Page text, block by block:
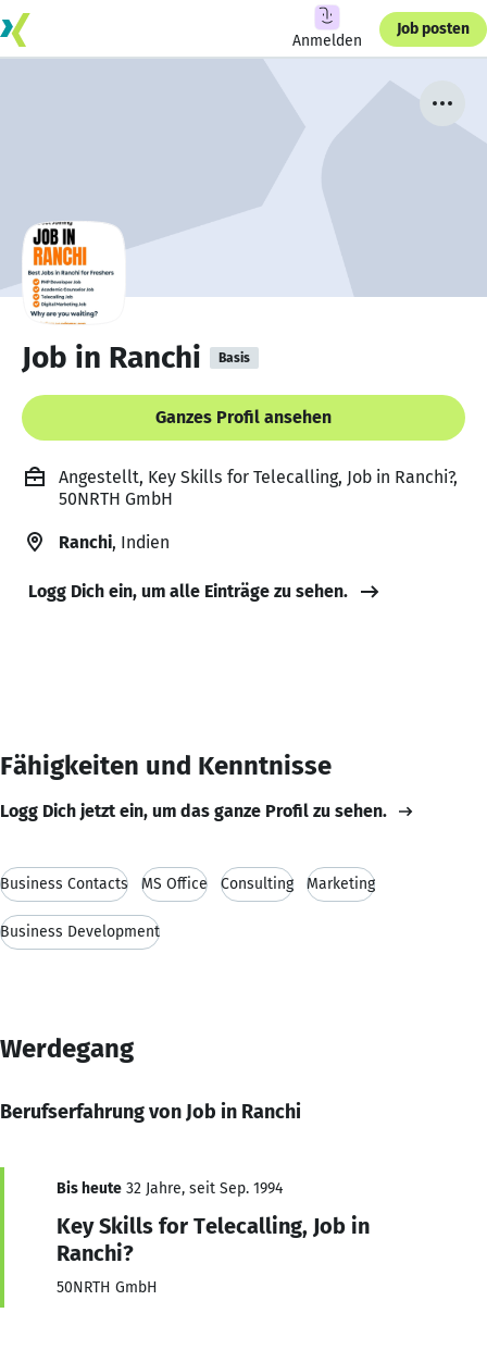
Anmelden
Job posten
Job in Ranchi Basis
Ganzes Profil ansehen
Angestellt, Key Skills for Telecalling, Job in Ranchi?,
50NRTH GmbH
Ranchi, Indien
Logg Dich ein, um alle Einträge zu sehen.
Fähigkeiten und Kenntnisse
Logg Dich jetzt ein, um das ganze Profil zu sehen.
Business Contacts MS Office Consulting Marketing
Business Development
Werdegang
Berufserfahrung von Job in Ranchi
Bis heute 32 Jahre, seit Sep. 1994
Key Skills for Telecalling, Job in
Ranchi?
50NRTH GmbH